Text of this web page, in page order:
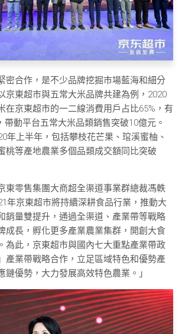
密合作，是不少品牌挖掘市場藍海和細分
京東超市與五常大米品牌共建為例，2020
在京東超市的一二線消費用戶占比65%，有
帶動平台五常大米品類銷售突破10億元。
年上半年，包括攀枝花芒果、琯溪蜜柚、
桃等產地農業多個品類成交額同比突破
東零售集團大商超全渠道事業群總裁馮軼
年京東超市將持續深耕食品行業，推動大
銷量雙提升，通過全渠道、產業帶等戰略
成長，孵化更多產業農業集群，開創大食
為此，京東超市與國內七大重點產業帶政
產業帶戰略合作，立足區域特色和優勢產
鏈優勢，大力發展高效特色農業。」